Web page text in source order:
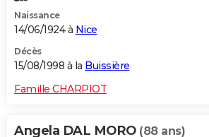
Naissance
14/06/1924 à Nice
Décès
15/08/1998 à la Buissière
Famille CHARPIOT
Angela DAL MORO (88 ans)